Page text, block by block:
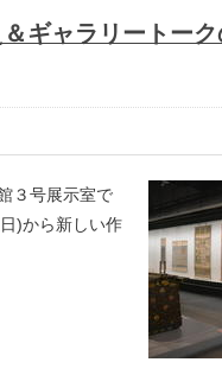
ギャラリートー
３号展示室で
)から新しい作